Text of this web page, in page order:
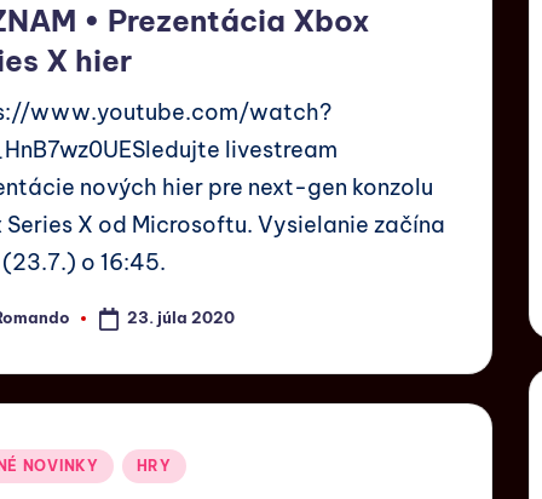
• Prezentácia Xbox
X hier
www.youtube.com/watch?
livestream
nových hier pre next-gen konzolu
Series X od Microsoftu. Vysielanie začína
o 16:45.
23. júla 2020
NOVINKY HRY